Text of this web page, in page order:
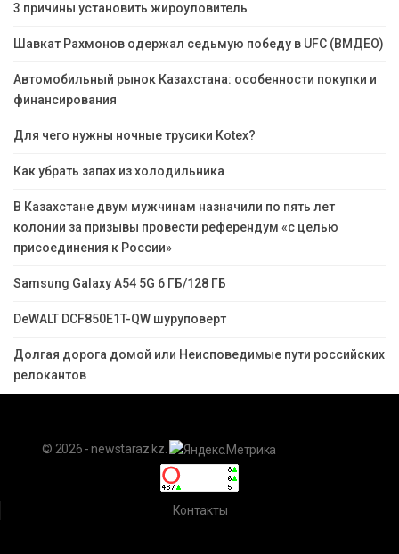
3 причины установить жироуловитель
Шавкат Рахмонов одержал седьмую победу в UFC (ВМДЕО)
Автомобильный рынок Казахстана: особенности покупки и
финансирования
Для чего нужны ночные трусики Kotex?
Как убрать запах из холодильника
В Казахстане двум мужчинам назначили по пять лет
колонии за призывы провести референдум «с целью
присоединения к России»
Samsung Galaxy A54 5G 6 ГБ/128 ГБ
DeWALT DCF850E1T-QW шуруповерт
Долгая дорога домой или Неисповедимые пути российских
релокантов
© 2026 - newstaraz.kz.
Контакты